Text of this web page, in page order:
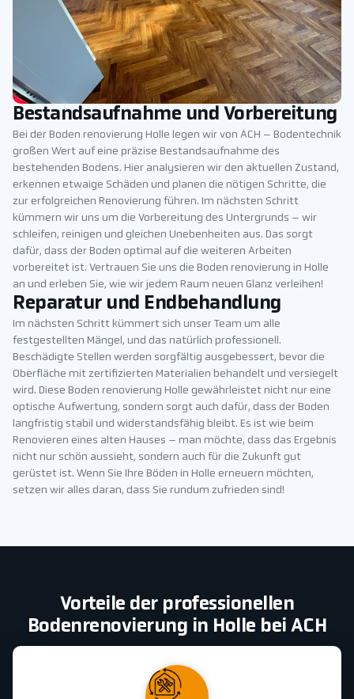
Bestandsaufnahme und Vorbereitung
Bei der Boden renovierung Holle legen wir von ACH – Bodentechnik
großen Wert auf eine präzise Bestandsaufnahme des
bestehenden Bodens. Hier analysieren wir den aktuellen Zustand,
erkennen etwaige Schäden und planen die nötigen Schritte, die
zur erfolgreichen Renovierung führen. Im nächsten Schritt
kümmern wir uns um die Vorbereitung des Untergrunds – wir
schleifen, reinigen und gleichen Unebenheiten aus. Das sorgt
dafür, dass der Boden optimal auf die weiteren Arbeiten
vorbereitet ist. Vertrauen Sie uns die Boden renovierung in Holle
an und erleben Sie, wie wir jedem Raum neuen Glanz verleihen!
Reparatur und Endbehandlung
Im nächsten Schritt kümmert sich unser Team um alle
festgestellten Mängel, und das natürlich professionell.
Beschädigte Stellen werden sorgfältig ausgebessert, bevor die
Oberfläche mit zertifizierten Materialien behandelt und versiegelt
wird. Diese Boden renovierung Holle gewährleistet nicht nur eine
optische Aufwertung, sondern sorgt auch dafür, dass der Boden
langfristig stabil und widerstandsfähig bleibt. Es ist wie beim
Renovieren eines alten Hauses – man möchte, dass das Ergebnis
nicht nur schön aussieht, sondern auch für die Zukunft gut
gerüstet ist. Wenn Sie Ihre Böden in Holle erneuern möchten,
setzen wir alles daran, dass Sie rundum zufrieden sind!
Vorteile der professionellen
Bodenrenovierung in Holle bei ACH